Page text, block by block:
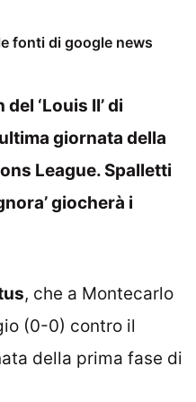
fonti di google news
‘Louis II’ di
giornata della
League. Spalletti
giocherà i
, che a Montecarlo
(0-0) contro il
della prima fase di